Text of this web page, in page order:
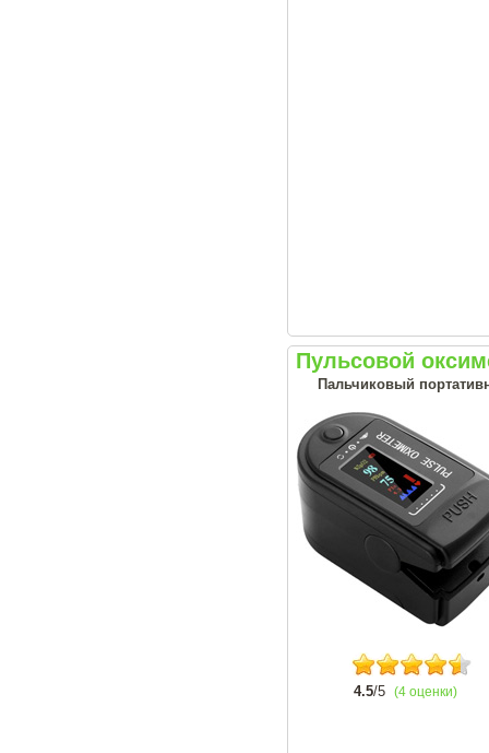
Пульсовой
Пальчиковый
4.5/5 (4 оценки)